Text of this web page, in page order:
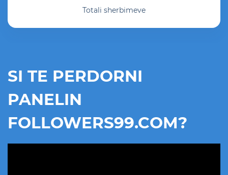
Totali sherbimeve
SI TE PERDORNI
PANELIN
FOLLOWERS99.COM?